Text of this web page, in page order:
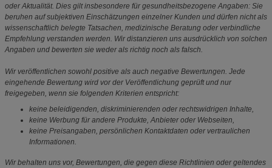
oder Aktualität. Dies gilt insbesondere für gesundheitsbezogene Angaben: Sie
beruhen auf subjektiven Einschätzungen einzelner Kunden und dürfen nicht als
wissenschaftlich belegte Tatsachen, medizinische Beratung oder verbindliche
Empfehlung verstanden werden. Wir distanzieren uns ausdrücklich von solchen
Angaben und bewerten sie weder als richtig noch als falsch.
Wir veröffentlichen sowohl positive als auch negative Bewertungen. Jede
eingehende Bewertung wird vor der Veröffentlichung geprüft und nur
freigegeben, wenn sie folgenden Kriterien entspricht:
keine beleidigenden, diskriminierenden oder rechtswidrigen Inhalte,
keine Werbung für andere Produkte, Anbieter oder Webseiten,
keine Preisangaben, persönlichen Kontaktdaten oder vertraulichen
Informationen.
Wir behalten uns vor, Bewertungen, die gegen diese Richtlinien oder geltendes